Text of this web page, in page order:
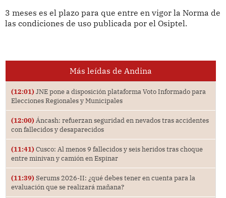
3 meses es el plazo para que entre en vigor la Norma de
las condiciones de uso publicada por el Osiptel.
Más leídas de Andina
(12:01) JNE pone a disposición plataforma Voto Informado para
Elecciones Regionales y Municipales
(12:00) Áncash: refuerzan seguridad en nevados tras accidentes
con fallecidos y desaparecidos
(11:41) Cusco: Al menos 9 fallecidos y seis heridos tras choque
entre minivan y camión en Espinar
(11:39) Serums 2026-II: ¿qué debes tener en cuenta para la
evaluación que se realizará mañana?